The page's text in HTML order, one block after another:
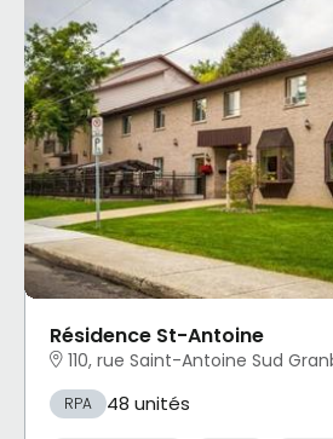
Résidence St-Antoine
110, rue Saint-Antoine Sud
RPA 48 unités